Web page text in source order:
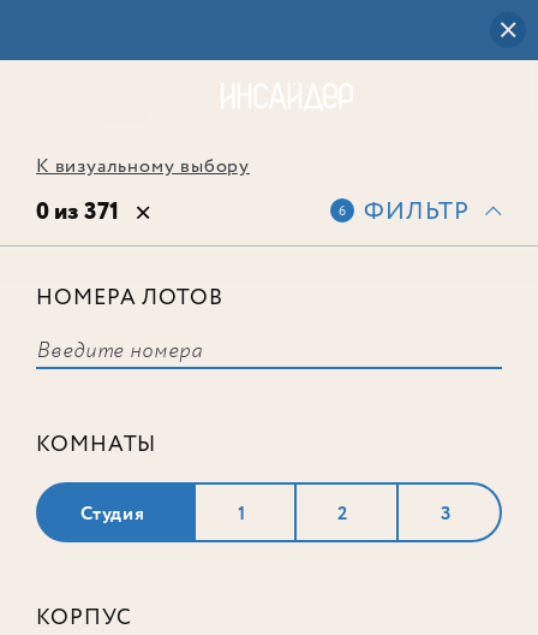
К визуальному выбору
0 из 371 6 ФИЛЬТР
НОМЕРА ЛОТОВ
КОМНАТЫ
Студия 1 2 3
КОРПУС
соответствует ни одного лота